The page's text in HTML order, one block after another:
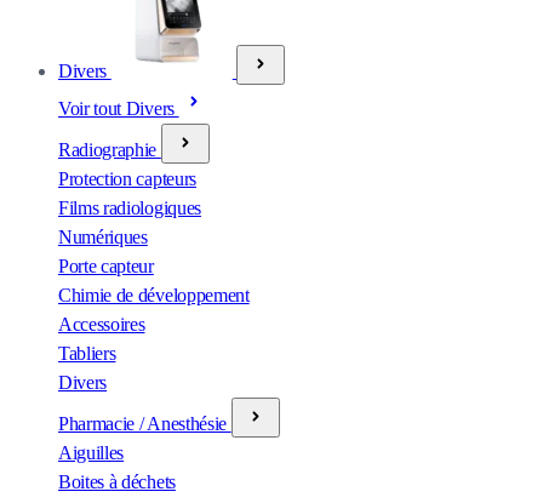
Divers
Voir tout Divers
Radiographie
Protection capteurs
Films radiologiques
Numériques
Porte capteur
Chimie de développement
Accessoires
Tabliers
Divers
Pharmacie / Anesthésie
Aiguilles
Boites à déchets